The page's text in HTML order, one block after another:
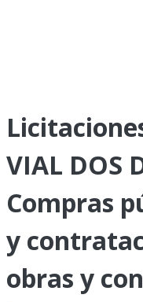
VIAL DOS
Compras
y
obras y